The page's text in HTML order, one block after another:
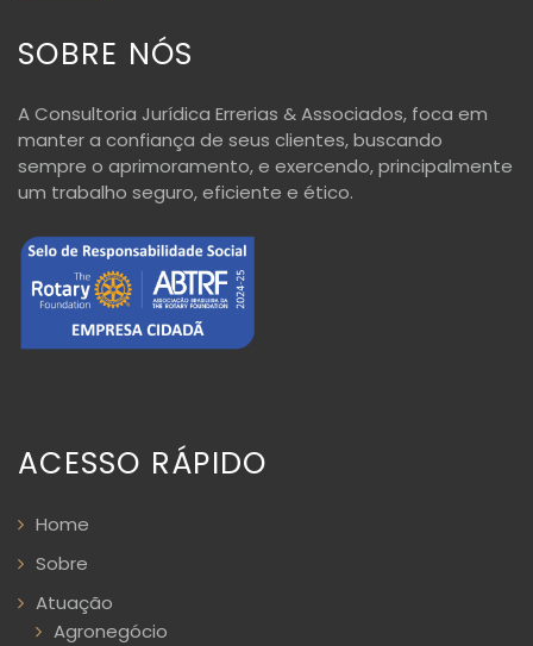
SOBRE NÓS
A Consultoria Jurídica Errerias & Associados, foca em
manter a confiança de seus clientes, buscando
sempre o aprimoramento, e exercendo, principalmente
um trabalho seguro, eficiente e ético.
ACESSO RÁPIDO
Home
Sobre
Atuação
Agronegócio